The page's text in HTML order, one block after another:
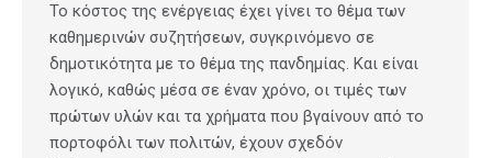
Το κόστος της ενέργειας έχει γίνει το θέμα των
καθημερινών συζητήσεων, συγκρινόμενο σε
δημοτικότητα με το θέμα της πανδημίας. Και είναι
λογικό, καθώς μέσα σε έναν χρόνο, οι τιμές των
πρώτων υλών και τα χρήματα που βγαίνουν από το
πορτοφόλι των πολιτών, έχουν σχεδόν